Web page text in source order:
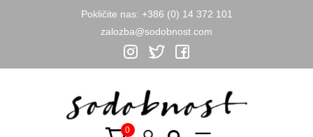
Pokličite nas: +386 (0) 14 372 101
zalozba@sodobnost.com